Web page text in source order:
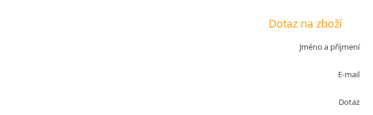
Dotaz na zboží
Jméno a příjmení
E-mail
Dotaz